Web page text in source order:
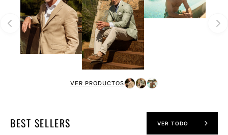
VER PRODUCTOS
BEST SELLERS VER TODO